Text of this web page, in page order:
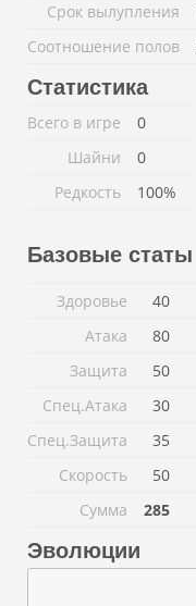
Срок вылупления
Соотношение полов
Статистика
Всего в игре
0
Шайни
0
Редкость
100%
Базовые статы
Здоровье
40
Атака
80
Защита
50
Спец.Атака
30
Спец.Защита
35
Скорость
50
Сумма
285
Эволюции